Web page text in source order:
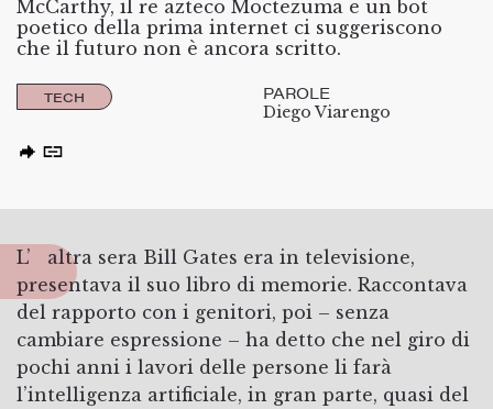
McCarthy, il re azteco Moctezuma e un bot
poetico della prima internet ci suggeriscono
che il futuro non è ancora scritto.
TECH PAROLE
Diego Viarengo
L’altra sera Bill Gates era in televisione,
presentava il suo libro di memorie. Raccontava
del rapporto con i genitori, poi – senza
cambiare espressione – ha detto che nel giro di
pochi anni i lavori delle persone li farà
l’intelligenza artificiale, in gran parte, quasi del